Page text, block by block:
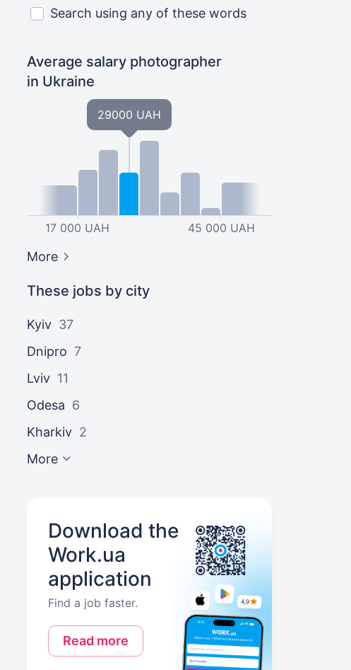
Search using any of these words
Average salary photographer
in Ukraine
17 000 UAH
29000 UAH
45 000 UAH
More
These jobs by city
Kyiv 37
Dnipro 7
Lviv 11
Odesa 6
Kharkiv 2
More
Download the
Work.ua
application
Find a job faster.
Read more